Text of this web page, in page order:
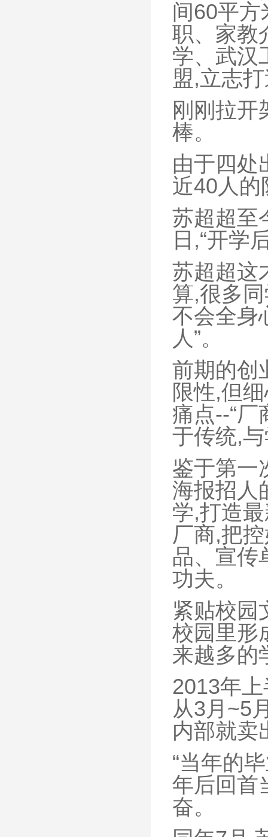
间60平
职、家教
学、武汉
盟,立志
刚刚拉开
棒。
由于四处
近40人的
苏超超至
日,“开学
苏超超这
算,很多
不会全身
人”。
前期的创
限性,但
痛点--“
于传统,
鉴于第一
海报招人
学,打造
厂商,把
品、宣传
功夫。
紧贴校园
校园里形
来越多的
2013年
从3月~5
内部就卖
“当年的
年后回首
奋。